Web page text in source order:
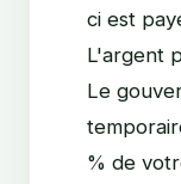
ci est
L'argent
Le
% de